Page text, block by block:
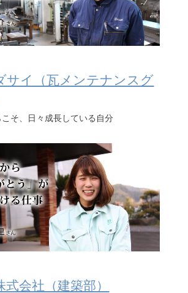
サイ（瓦メンテナンスグ
そ、日々成長している自分
会社（建築部）